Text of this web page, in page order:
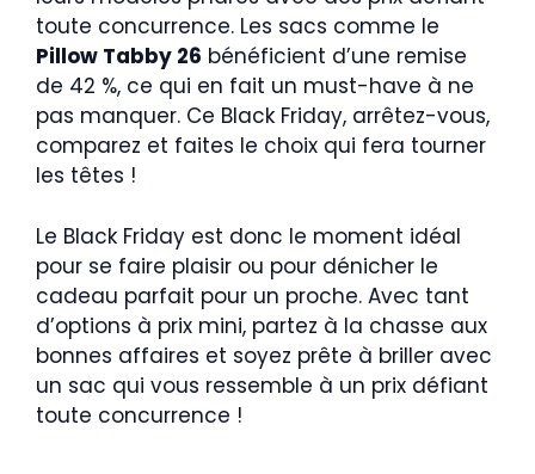
toute concurrence. Les sacs comme le
Pillow Tabby 26 bénéficient d’une remise
de 42 %, ce qui en fait un must-have à ne
pas manquer. Ce Black Friday, arrêtez-vous,
comparez et faites le choix qui fera tourner
les têtes !
Le Black Friday est donc le moment idéal
pour se faire plaisir ou pour dénicher le
cadeau parfait pour un proche. Avec tant
d’options à prix mini, partez à la chasse aux
bonnes affaires et soyez prête à briller avec
un sac qui vous ressemble à un prix défiant
toute concurrence !